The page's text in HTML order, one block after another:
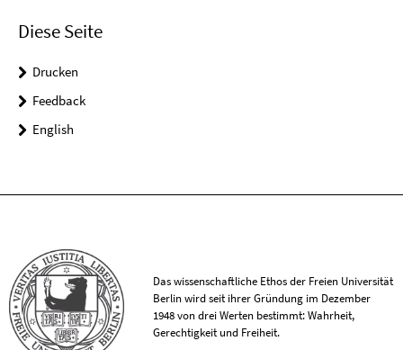
Diese Seite
Drucken
Feedback
English
Das wissenschaftliche Ethos der Freien Universität
Berlin wird seit ihrer Gründung im Dezember
1948 von drei Werten bestimmt: Wahrheit,
Gerechtigkeit und Freiheit.